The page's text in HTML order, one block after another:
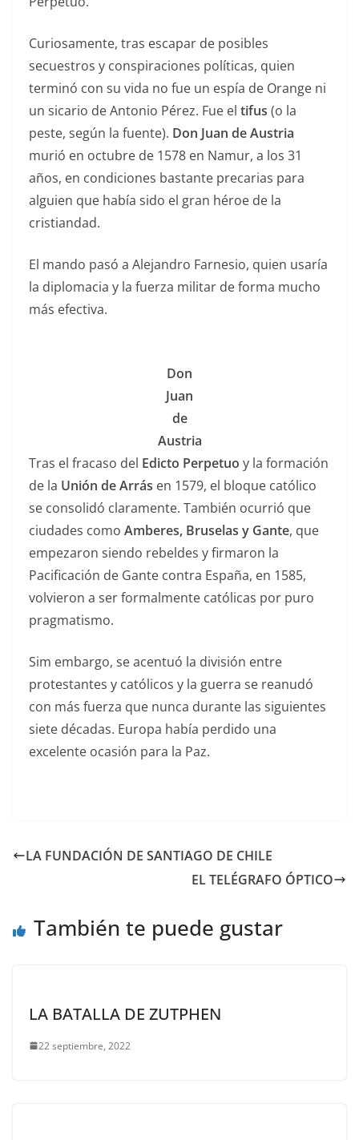
Curiosamente, tras escapar de posibles
secuestros y conspiraciones políticas, quien
terminó con su vida no fue un espía de Orange ni
un sicario de Antonio Pérez. Fue el tifus (o la
peste, según la fuente). Don Juan de Austria
murió en octubre de 1578 en Namur, a los 31
años, en condiciones bastante precarias para
alguien que había sido el gran héroe de la
cristiandad.
El mando pasó a Alejandro Farnesio, quien usaría
la diplomacia y la fuerza militar de forma mucho
más efectiva.
Don
Juan
de
Austria
Tras el fracaso del Edicto Perpetuo y la formación
de la Unión de Arrás en 1579, el bloque católico
se consolidó claramente. También ocurrió que
ciudades como Amberes, Bruselas y Gante, que
empezaron siendo rebeldes y firmaron la
Pacificación de Gante contra España, en 1585,
volvieron a ser formalmente católicas por puro
pragmatismo.
Sim embargo, se acentuó la división entre
protestantes y católicos y la guerra se reanudó
con más fuerza que nunca durante las siguientes
siete décadas. Europa había perdido una
excelente ocasión para la Paz.
LA FUNDACIÓN DE SANTIAGO DE CHILE
EL TELÉGRAFO ÓPTICO
También te puede gustar
LA BATALLA DE ZUTPHEN
22 septiembre, 2022